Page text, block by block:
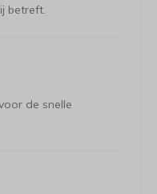
betreft.
de snelle